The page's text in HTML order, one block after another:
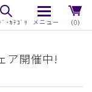
（0）
ア開催中!